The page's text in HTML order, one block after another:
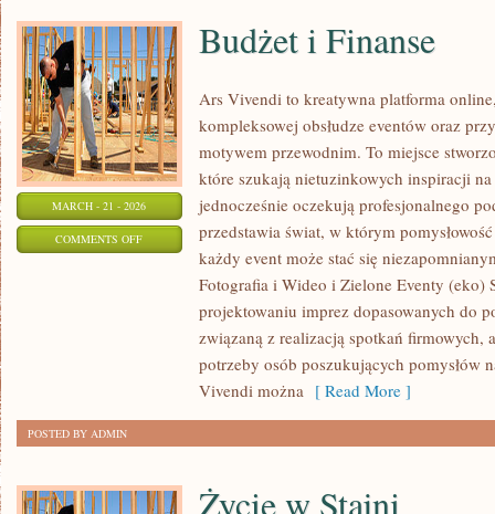
MARCH - 21 - 2026
COMMENTS OFFON
Budżet i Finanse
Ars Vivendi to kreatywna platforma
kompleksowej obsłudze eventów oraz
motywem przewodnim. To miejsce
które szukają nietuzinkowych inspiracji
jednocześnie oczekują profesjonalnego
przedstawia świat, w którym
każdy event może stać się
Fotografia i Wideo i Zielone Eventy (eko)
projektowaniu imprez dopasowanych do
związaną z realizacją spotkań firmowych,
potrzeby osób poszukujących pomysłów
Vivendi można [ Read More ]
POSTED BY ADMIN
Życie w Stajni